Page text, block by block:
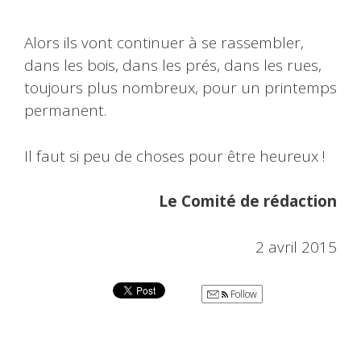
Alors ils vont continuer à se rassembler,
dans les bois, dans les prés, dans les rues,
toujours plus nombreux, pour un printemps
permanent.
Il faut si peu de choses pour être heureux !
Le Comité de rédaction
2 avril 2015
Follow